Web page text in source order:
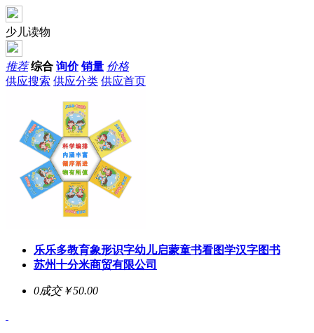
少儿读物
推荐 综合 询价 销量 价格
供应搜索 供应分类 供应首页
乐乐多教育象形识字幼儿启蒙童书看图学汉字图书
苏州十分米商贸有限公司
0成交￥50.00